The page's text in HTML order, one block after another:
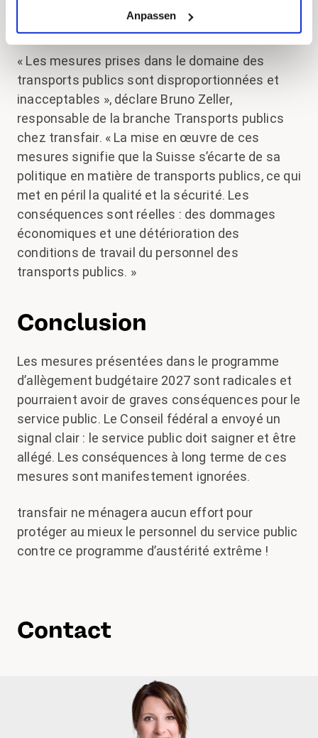
Anpassen
voyageurs ne sera plus soutenu non plus.
« Les mesures prises dans le domaine des
transports publics sont disproportionnées et
inacceptables », déclare Bruno Zeller,
responsable de la branche Transports publics
chez transfair. « La mise en œuvre de ces
mesures signifie que la Suisse s’écarte de sa
politique en matière de transports publics, ce qui
met en péril la qualité et la sécurité. Les
conséquences sont réelles : des dommages
économiques et une détérioration des
conditions de travail du personnel des
transports publics. »
Conclusion
Les mesures présentées dans le programme
d’allègement budgétaire 2027 sont radicales et
pourraient avoir de graves conséquences pour le
service public. Le Conseil fédéral a envoyé un
signal clair : le service public doit saigner et être
allégé. Les conséquences à long terme de ces
mesures sont manifestement ignorées.
transfair ne ménagera aucun effort pour
protéger au mieux le personnel du service public
contre ce programme d’austérité extrême !
Contact